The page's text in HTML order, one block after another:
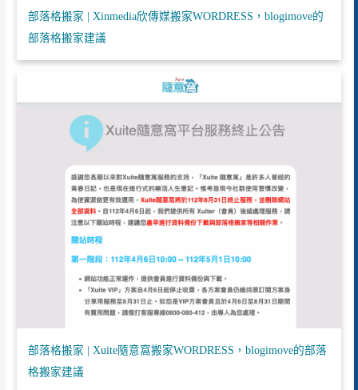
部落格搬家 | Xinmedia欣傳媒搬家WORDRESS，blogimove的
部落格搬家建議
部落格搬家 | Xuite隨意窩搬家WORDRESS，blogimove的部落
格搬家建議